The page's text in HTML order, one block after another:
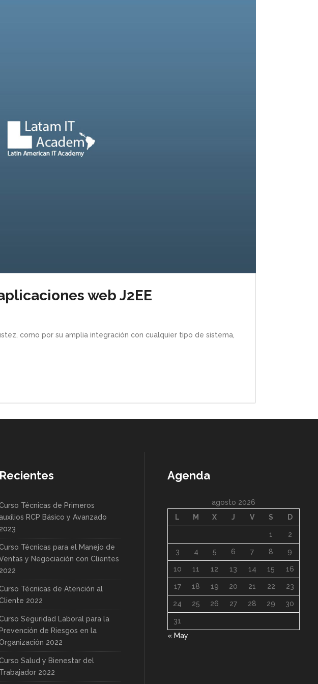
web J2EE
como por su amplia integración con cualquier tipo de sistema,
Recientes
Técnicas de Primeros
auxilios RCP Básico y Avanzado
2023
Técnicas para el Manejo de
y Negociación con Clientes
2022
Técnicas de Atención al
2022
Seguridad Laboral para la
Prevención de Riesgos en la
2022
Salud y Bienestar del
Trabajador 2022
Agenda
agosto 2026
L
M X J V S D
1 2
3 4 5 6 7 8 9
10 11 12 13 14 15 16
17 18 19 20 21 22 23
24 25 26 27 28 29 30
31
« May